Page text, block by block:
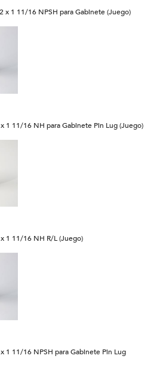
x 1 11/16 NPSH para Gabinete (Juego)
1 11/16 NH para Gabinete Pin Lug (Juego)
1 11/16 NH R/L (Juego)
1 11/16 NPSH para Gabinete Pin Lug